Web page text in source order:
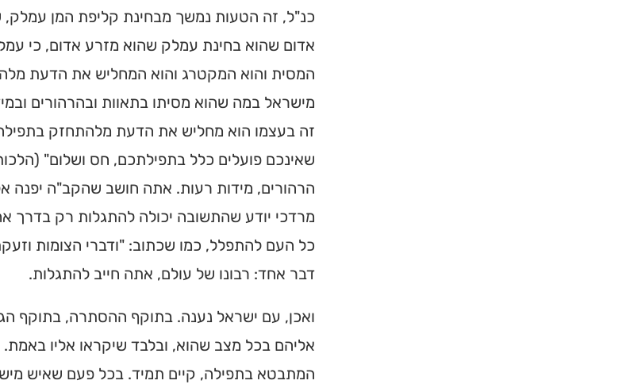
כנ"ל, זה הטעות נמשך מבחינת קליפת המן עמלק,
אדום שהוא בחינת עמלק שהוא מזרע אדום, כי
המסית והוא המקטרג והוא המחליש את הדעת
מישראל במה שהוא מסיתו בתאוות ובהרהורים
זה בעצמו הוא מחליש את הדעת מלהתחזק
שאינכם פועלים כלל בתפילתכם, חס ושלום"
הרהורים, מידות רעות. אתה חושב שהקב"ה יפנה
מרדכי יודע שהתשובה יכולה להתגלות רק
כל העם להתפלל, כמו שכתוב: "ודברי הצומות
דבר אחד: רבונו של עולם, אתה חייב להתגלות.
ואכן, עם ישראל נענה. בתוקף ההסתרה, בתוקף
אליהם בכל מצב שהוא, ובלבד שיקראו אליו
המתבטא בתפילה, קיים תמיד. בכל פעם שאיש